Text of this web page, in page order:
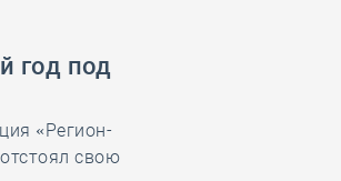
год под
«Регион-
свою